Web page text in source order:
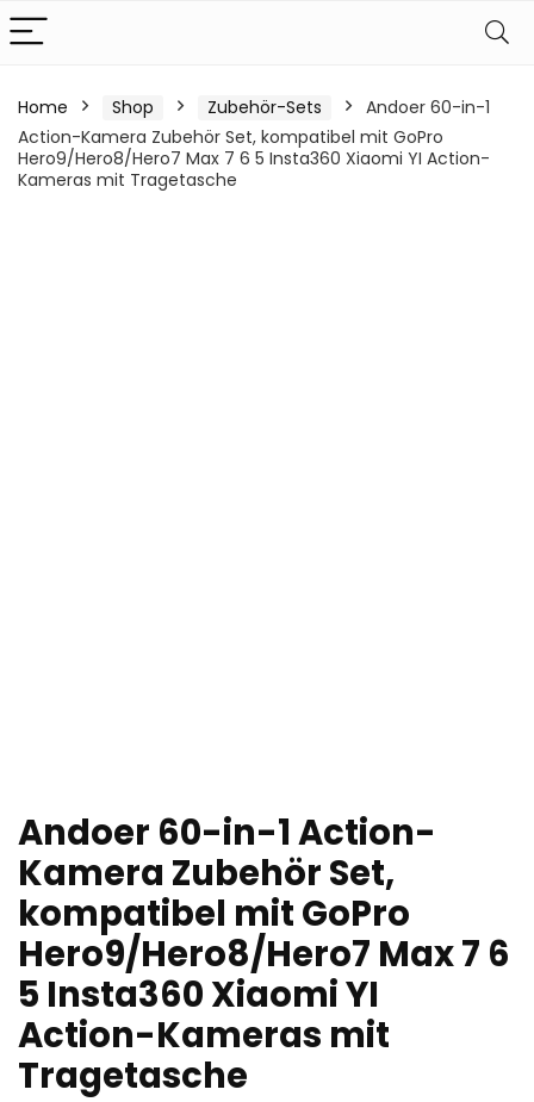
Home Shop Zubehör-Sets
Andoer 60-in-1
Action-Kamera Zubehör Set, kompatibel mit GoPro
Hero9/Hero8/Hero7 Max 7 6 5 Insta360 Xiaomi YI Action-
Kameras mit Tragetasche
Andoer 60-in-1 Action-
Kamera Zubehör Set,
kompatibel mit GoPro
Hero9/Hero8/Hero7 Max 7 6
5 Insta360 Xiaomi YI
Action-Kameras mit
Tragetasche